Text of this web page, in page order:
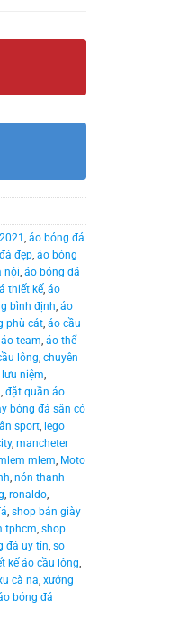
, áo bóng đá
đẹp, áo bóng
nội, áo bóng đá
thiết kế, áo
bình định, áo
phù cát, áo cầu
áo team, áo thể
lông, chuyên
niệm,
, đặt quần áo
bóng đá sân cỏ
sport, lego
, mancheter
mlem, Moto
, nón thanh
, ronaldo,
, shop bán giày
tphcm, shop
đá uy tín, so
kế áo cầu lông,
cà na, xưởng
bóng đá